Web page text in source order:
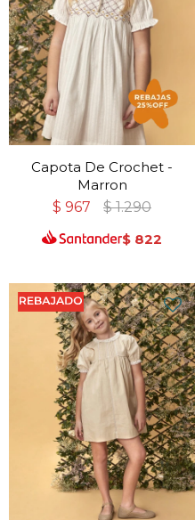
Capota De Crochet -
Marron
$ 967 $ 1.290
$ 822